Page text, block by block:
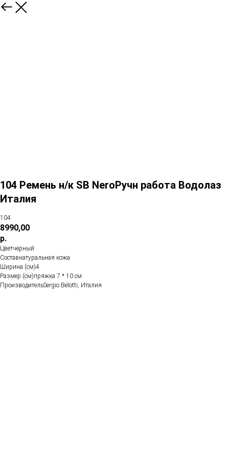
104 Ремень н/к SB NeroРучн работа Водолаз
Италия
104
8990,00
р.
Цветчёрный
Составнатуральная кожа
Ширина (см)4
Размер (см)пряжка 7 * 10 см
ПроизводительSergio Belotti, Италия